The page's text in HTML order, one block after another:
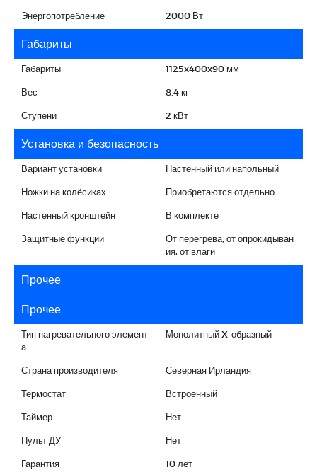
Энергопотребление 2000 Вт
Габариты
Габариты 1125x400x90 мм
Вес 8.4 кг
Ступени 2 кВт
Установка и безопасность
Вариант установки Настенный или напольный
Ножки на колёсиках Приобретаются отдельно
Настенный кронштейн В комплекте
Защитные функции
От перегрева, от опрокидыван
ия, от влаги
Прочее
Прочее
Тип нагревательного элемент
а
Монолитный X-образный
Страна производителя Северная Ирландия
Термостат Встроенный
Таймер Нет
Пульт ДУ Нет
Гарантия 10 лет